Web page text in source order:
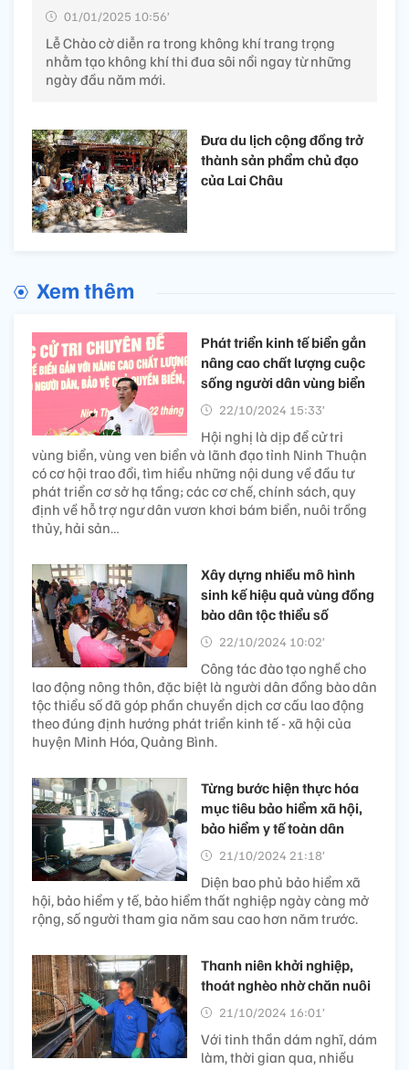
01/01/2025 10:56’
Lễ Chào cờ diễn ra trong không khí trang trọng
nhằm tạo không khí thi đua sôi nổi ngay từ những
ngày đầu năm mới.
Đưa du lịch cộng đồng trở
thành sản phẩm chủ đạo
của Lai Châu
Xem thêm
Phát triển kinh tế biển gắn
nâng cao chất lượng cuộc
sống người dân vùng biển
22/10/2024 15:33’
Hội nghị là dịp để cử tri
vùng biển, vùng ven biển và lãnh đạo tỉnh Ninh Thuận
có cơ hội trao đổi, tìm hiểu những nội dung về đầu tư
phát triển cơ sở hạ tầng; các cơ chế, chính sách, quy
định về hỗ trợ ngư dân vươn khơi bám biển, nuôi trồng
thủy, hải sản…
Xây dựng nhiều mô hình
sinh kế hiệu quả vùng đồng
bào dân tộc thiểu số
22/10/2024 10:02’
Công tác đào tạo nghề cho
lao động nông thôn, đặc biệt là người dân đồng bào dân
tộc thiểu số đã góp phần chuyển dịch cơ cấu lao động
theo đúng định hướng phát triển kinh tế - xã hội của
huyện Minh Hóa, Quảng Bình.
Từng bước hiện thực hóa
mục tiêu bảo hiểm xã hội,
bảo hiểm y tế toàn dân
21/10/2024 21:18’
Diện bao phủ bảo hiểm xã
hội, bảo hiểm y tế, bảo hiểm thất nghiệp ngày càng mở
rộng, số người tham gia năm sau cao hơn năm trước.
Thanh niên khởi nghiệp,
thoát nghèo nhờ chăn nuôi
21/10/2024 16:01’
Với tinh thần dám nghĩ, dám
làm, thời gian qua, nhiều